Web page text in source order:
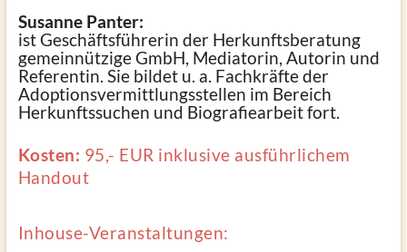
Susanne Panter:
ist Geschäftsführerin der Herkunftsberatung
gemeinnützige GmbH, Mediatorin, Autorin und
Referentin. Sie bildet u. a. Fachkräfte der
Adoptionsvermittlungsstellen im Bereich
Herkunftssuchen und Biografiearbeit fort.
Kosten: 95,- EUR inklusive ausführlichem
Handout
Inhouse-Veranstaltungen: